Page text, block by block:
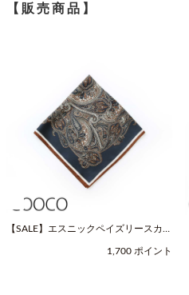
【販売商品】
【SALE】エスニックペイズリースカー
1,700 ポイント